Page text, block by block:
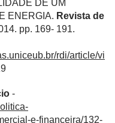
DE UM
ENERGIA. Revista de
pp. 169- 191.
rdi/article/vi
-
e-financeira/132-